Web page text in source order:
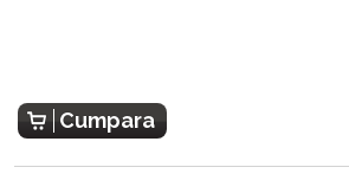
Cumpara